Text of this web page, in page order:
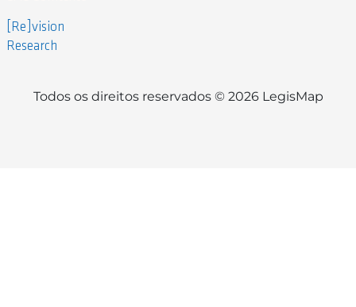
[Re]vision
Research
Todos os direitos reservados © 2026 LegisMap